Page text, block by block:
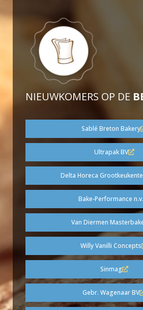
NIEUWKOMERS OP DE
Sablé Breton Bakery
Ultrapak BV
Delta Horeca
Bake-Performance n.v.
Van Diermen
Willy Vanilli Concepts
Sinmag
Gebr. Wagenaar BV